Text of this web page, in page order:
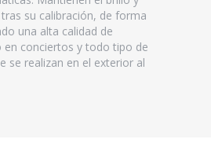
su calibración, de forma
una alta calidad de
en conciertos y todo tipo de
se realizan en el exterior al